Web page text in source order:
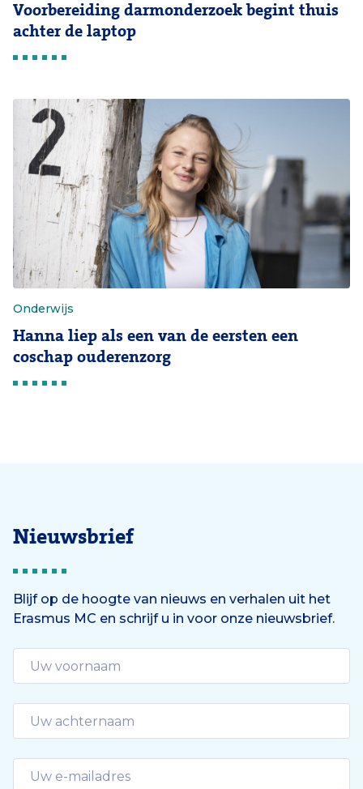
Voorbereiding darmonderzoek begint thuis
achter de laptop
Onderwijs
Hanna liep als een van de eersten een
coschap ouderenzorg
Nieuwsbrief
Blijf op de hoogte van nieuws en verhalen uit het
Erasmus MC en schrijf u in voor onze nieuwsbrief.